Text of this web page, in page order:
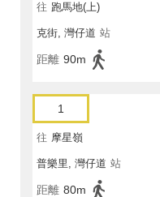
往 跑馬地(上)
克街, 灣仔道 站
距離 90m
1
往 摩星嶺
普樂里, 灣仔道 站
距離 80m